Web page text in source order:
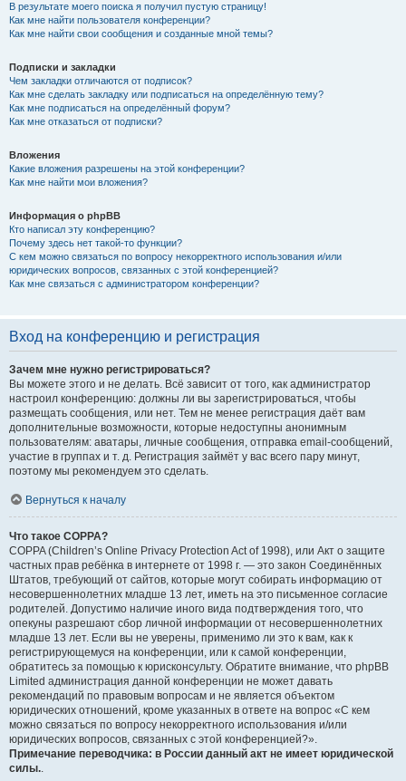
В результате моего поиска я получил пустую страницу!
Как мне найти пользователя конференции?
Как мне найти свои сообщения и созданные мной темы?
Подписки и закладки
Чем закладки отличаются от подписок?
Как мне сделать закладку или подписаться на определённую тему?
Как мне подписаться на определённый форум?
Как мне отказаться от подписки?
Вложения
Какие вложения разрешены на этой конференции?
Как мне найти мои вложения?
Информация о phpBB
Кто написал эту конференцию?
Почему здесь нет такой-то функции?
С кем можно связаться по вопросу некорректного использования и/или
юридических вопросов, связанных с этой конференцией?
Как мне связаться с администратором конференции?
Вход на конференцию и регистрация
Зачем мне нужно регистрироваться?
Вы можете этого и не делать. Всё зависит от того, как администратор
настроил конференцию: должны ли вы зарегистрироваться, чтобы
размещать сообщения, или нет. Тем не менее регистрация даёт вам
дополнительные возможности, которые недоступны анонимным
пользователям: аватары, личные сообщения, отправка email-сообщений,
участие в группах и т. д. Регистрация займёт у вас всего пару минут,
поэтому мы рекомендуем это сделать.
Вернуться к началу
Что такое COPPA?
COPPA (Children’s Online Privacy Protection Act of 1998), или Акт о защите
частных прав ребёнка в интернете от 1998 г. — это закон Соединённых
Штатов, требующий от сайтов, которые могут собирать информацию от
несовершеннолетних младше 13 лет, иметь на это письменное согласие
родителей. Допустимо наличие иного вида подтверждения того, что
опекуны разрешают сбор личной информации от несовершеннолетних
младше 13 лет. Если вы не уверены, применимо ли это к вам, как к
регистрирующемуся на конференции, или к самой конференции,
обратитесь за помощью к юрисконсульту. Обратите внимание, что phpBB
Limited администрация данной конференции не может давать
рекомендаций по правовым вопросам и не является объектом
юридических отношений, кроме указанных в ответе на вопрос «С кем
можно связаться по вопросу некорректного использования и/или
юридических вопросов, связанных с этой конференцией?».
Примечание переводчика: в России данный акт не имеет юридической
силы..